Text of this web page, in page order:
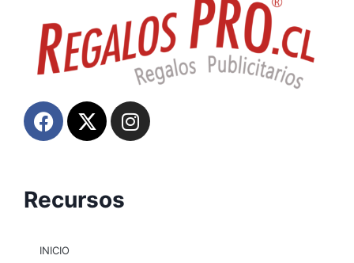
Recursos
INICIO